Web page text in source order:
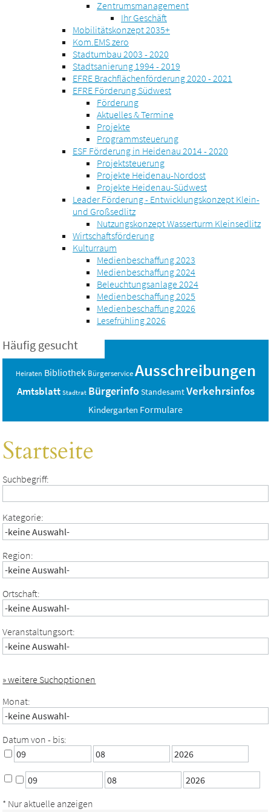
Zentrumsmanagement
Ihr Geschäft
Mobilitätskonzept 2035+
Kom.EMS zero
Stadtumbau 2003 - 2020
Stadtsanierung 1994 - 2019
EFRE Brachflächenförderung 2020 - 2021
EFRE Förderung Südwest
Förderung
Aktuelles & Termine
Projekte
Programmsteuerung
ESF Förderung in Heidenau 2014 - 2020
Projektsteuerung
Projekte Heidenau-Nordost
Projekte Heidenau-Südwest
Leader Förderung - Entwicklungskonzept Klein-
und Großsedlitz
Nutzungskonzept Wasserturm Kleinsedlitz
Wirtschaftsförderung
Kulturraum
Medienbeschaffung 2023
Medienbeschaffung 2024
Beleuchtungsanlage 2024
Medienbeschaffung 2025
Medienbeschaffung 2026
Lesefrühling 2026
Häufig gesucht
Heiraten Bibliothek Bürgerservice Ausschreibungen
Amtsblatt Stadtrat BürgerinfoStandesamtVerkehrsinfos
Kindergarten Formulare
Startseite
Suchbegriff:
Kategorie:
Region:
Ortschaft:
Veranstaltungsort:
» weitere Suchoptionen
Monat:
Datum von - bis:
* Nur aktuelle anzeigen